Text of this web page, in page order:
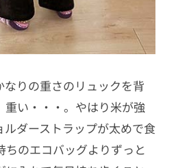
りの重さのリュックを背
重い・・・。やはり米が強
ダーストラップが太めで食
ちのエコバッグよりずっと